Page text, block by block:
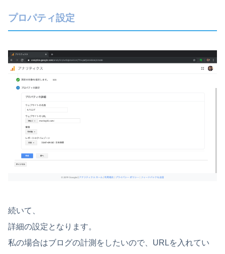
プロパティ設定
続いて、
詳細の設定となります。
私の場合はブログの計測をしたいので、URLを入れてい